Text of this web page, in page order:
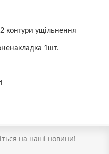
2 контури ущільнення
1шт.
на наші новини!